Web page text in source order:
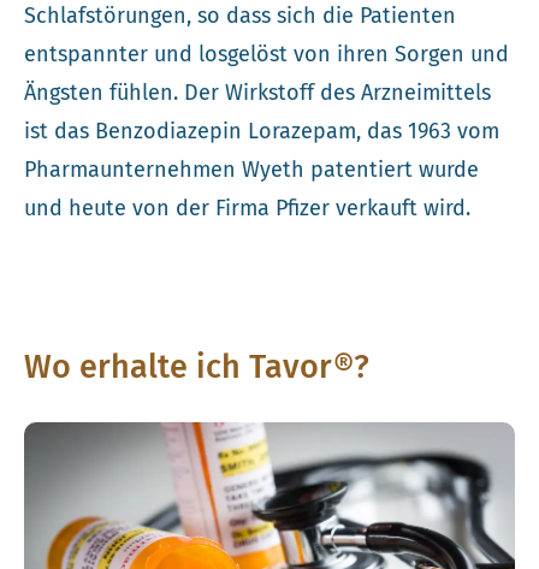
Schlafstörungen, so dass sich die Patienten
entspannter und losgelöst von ihren Sorgen und
Ängsten fühlen. Der Wirkstoff des Arzneimittels
ist das Benzodiazepin Lorazepam, das 1963 vom
Pharmaunternehmen Wyeth patentiert wurde
und heute von der Firma Pfizer verkauft wird.
Wo erhalte ich Tavor®?